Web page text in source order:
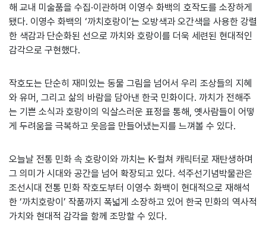
해 교내 미술품을 수집·이관하며 이영수 화백의 호작도를 소장하게
됐다. 이영수 화백의 ‘까치호랑이’는 오방색과 오간색을 사용한 강렬
한 색감과 단순화된 선으로 까치와 호랑이를 더욱 세련된 현대적인
감각으로 구현했다.
작호도는 단순히 재미있는 동물 그림을 넘어서 우리 조상들의 지혜
와 유머, 그리고 삶의 바람을 담아낸 한국 민화이다. 까치가 전해주
는 기쁜 소식과 호랑이의 익살스러운 표정을 통해, 옛사람들이 어떻
게 두려움을 극복하고 웃음을 만들어냈는지를 느껴볼 수 있다.
오늘날 전통 민화 속 호랑이와 까치는 K-컬쳐 캐릭터로 재탄생하며
그 의미가 시대와 공간을 넘어 확장되고 있다. 석주선기념박물관은
조선시대 전통 민화 작호도부터 이영수 화백이 현대적으로 재해석
한 ‘까치호랑이’ 작품까지 폭넓게 소장하고 있어 한국 민화의 역사적
가치와 현대적 감각을 함께 조망할 수 있다.